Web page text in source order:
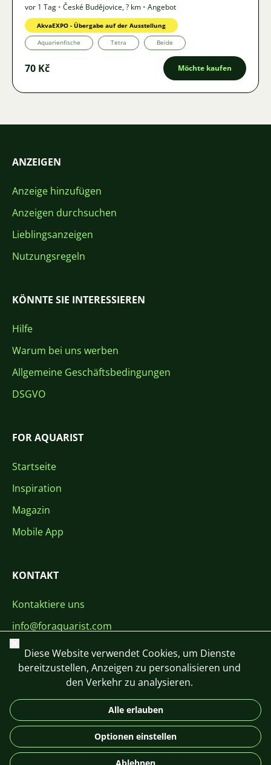
vor 1 Tag • České Budějovice,? km • Angebot
AkvaEXPO - Übergabe auf der Ausstellung
Aquarienfische Tetra Beide
70 Kč Möchte kaufen
ANZEIGEN
Anzeige hinzufügen
Anzeigen durchsuchen
Lieblingsanzeigen
Nutzungsregeln
KÖNNTE SIE INTERESSIEREN
Hilfe
Warum bei uns werben
Allgemeine Geschäftsbedingungen
DSGVO
FOR AQUARIST
Startseite
Inspiration
Magazin
Mobile App
KONTAKT
Kontaktiere uns
info@foraquarist.com
+420 603 449 602
DE
© 2026 For Aquarist
Schließen
Diese Website verwendet Cookies, um Dienste
bereitzustellen, Anzeigen zu personalisieren und
den Verkehr zu analysieren.
Alle erlauben
Optionen einstellen